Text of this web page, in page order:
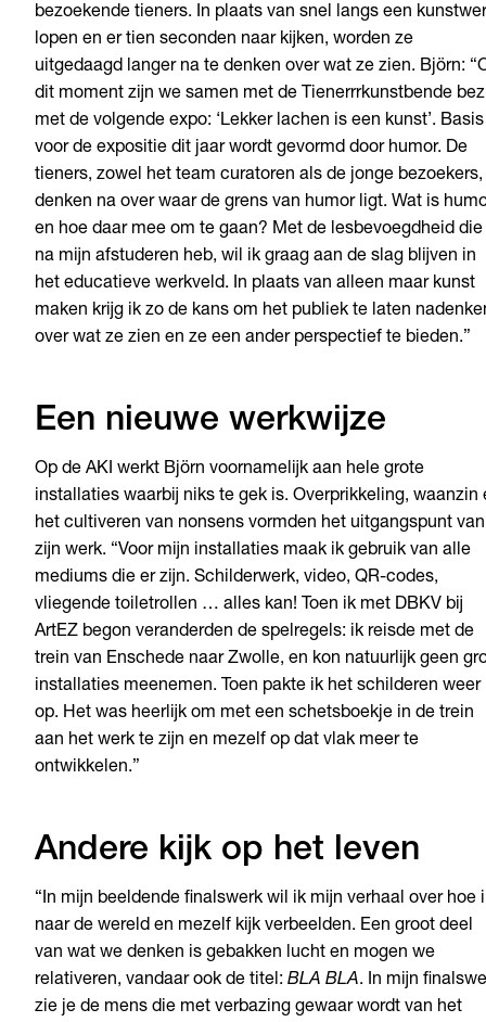
bezoekende tieners. In plaats van snel langs een
lopen en er tien seconden naar kijken, worden ze
uitgedaagd langer na te denken over wat ze zien. Björn:
dit moment zijn we samen met de Tienerrrkunstbende
met de volgende expo: ‘Lekker lachen is een kunst’. Basis
voor de expositie dit jaar wordt gevormd door humor. De
tieners, zowel het team curatoren als de jonge bezoekers,
denken na over waar de grens van humor ligt. Wat is
en hoe daar mee om te gaan? Met de lesbevoegdheid die
na mijn afstuderen heb, wil ik graag aan de slag blijven in
het educatieve werkveld. In plaats van alleen maar kunst
maken krijg ik zo de kans om het publiek te laten
over wat ze zien en ze een ander perspectief te bieden.”
Een nieuwe werkwijze
Op de AKI werkt Björn voornamelijk aan hele grote
installaties waarbij niks te gek is. Overprikkeling, waanzin
het cultiveren van nonsens vormden het uitgangspunt van
zijn werk. “Voor mijn installaties maak ik gebruik van alle
mediums die er zijn. Schilderwerk, video, QR-codes,
vliegende toiletrollen … alles kan! Toen ik met DBKV bij
ArtEZ begon veranderden de spelregels: ik reisde met de
trein van Enschede naar Zwolle, en kon natuurlijk geen
installaties meenemen. Toen pakte ik het schilderen weer
op. Het was heerlijk om met een schetsboekje in de trein
aan het werk te zijn en mezelf op dat vlak meer te
ontwikkelen.”
Andere kijk op het leven
“In mijn beeldende finalswerk wil ik mijn verhaal over hoe
naar de wereld en mezelf kijk verbeelden. Een groot deel
van wat we denken is gebakken lucht en mogen we
relativeren, vandaar ook de titel: BLA BLA. In mijn
zie je de mens die met verbazing gewaar wordt van het